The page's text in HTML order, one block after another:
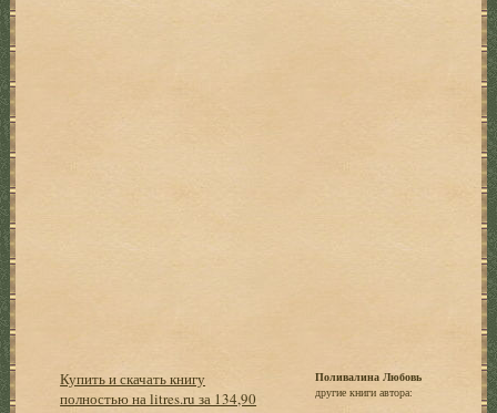
Купить и скачать книгу
полностью на litres.ru за 134,90
Поливалина Любовь
другие книги автора: